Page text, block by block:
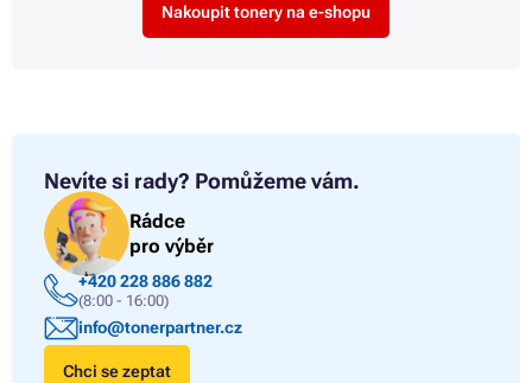
Nakoupit tonery na e-shopu
Nevíte si rady? Pomůžeme vám.
Rádce
pro výběr
+420 228 886 882
(8:00 - 16:00)
info@tonerpartner.cz
Chci se zeptat